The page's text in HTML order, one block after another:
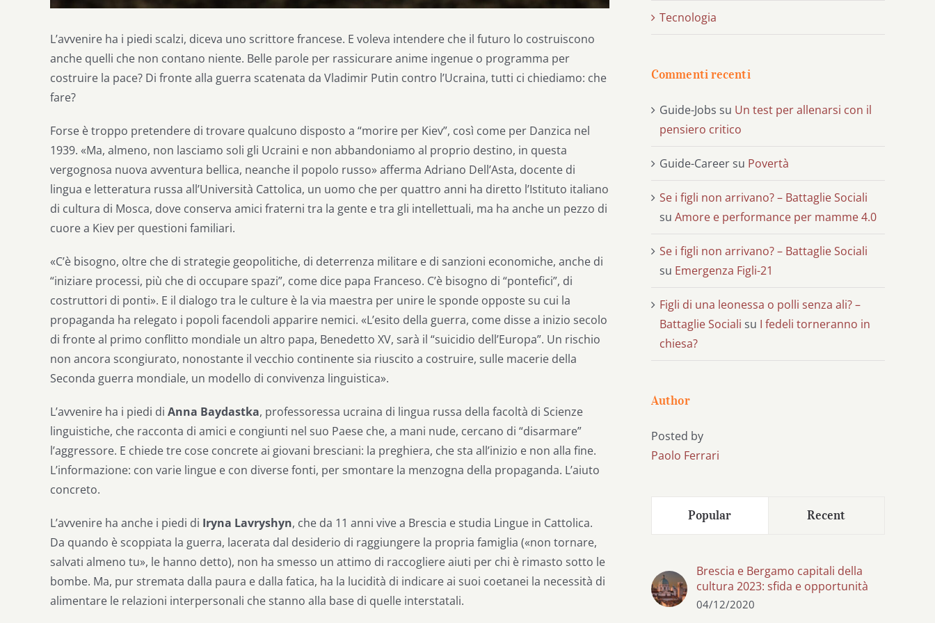
L’avvenire ha i piedi scalzi, diceva uno scrittore francese. E voleva intendere che il futuro lo costruiscono
anche quelli che non contano niente. Belle parole per rassicurare anime ingenue o programma per
costruire la pace? Di fronte alla guerra scatenata da Vladimir Putin contro l’Ucraina, tutti ci chiediamo: che
fare?
Forse è troppo pretendere di trovare qualcuno disposto a “morire per Kiev”, così come per Danzica nel
1939. «Ma, almeno, non lasciamo soli gli Ucraini e non abbandoniamo al proprio destino, in questa
vergognosa nuova avventura bellica, neanche il popolo russo» afferma Adriano Dell’Asta, docente di
lingua e letteratura russa all’Università Cattolica, un uomo che per quattro anni ha diretto l’Istituto italiano
di cultura di Mosca, dove conserva amici fraterni tra la gente e tra gli intellettuali, ma ha anche un pezzo di
cuore a Kiev per questioni familiari.
«C’è bisogno, oltre che di strategie geopolitiche, di deterrenza militare e di sanzioni economiche, anche di
“iniziare processi, più che di occupare spazi”, come dice papa Franceso. C’è bisogno di “pontefici”, di
costruttori di ponti». E il dialogo tra le culture è la via maestra per unire le sponde opposte su cui la
propaganda ha relegato i popoli facendoli apparire nemici. «L’esito della guerra, come disse a inizio secolo
di fronte al primo conflitto mondiale un altro papa, Benedetto XV, sarà il “suicidio dell’Europa”. Un rischio
non ancora scongiurato, nonostante il vecchio continente sia riuscito a costruire, sulle macerie della
Seconda guerra mondiale, un modello di convivenza linguistica».
L’avvenire ha i piedi di Anna Baydastka, professoressa ucraina di lingua russa della facoltà di Scienze
linguistiche, che racconta di amici e congiunti nel suo Paese che, a mani nude, cercano di “disarmare”
l’aggressore. E chiede tre cose concrete ai giovani bresciani: la preghiera, che sta all’inizio e non alla fine.
L’informazione: con varie lingue e con diverse fonti, per smontare la menzogna della propaganda. L’aiuto
concreto.
L’avvenire ha anche i piedi di Iryna Lavryshyn, che da 11 anni vive a Brescia e studia Lingue in Cattolica.
Da quando è scoppiata la guerra, lacerata dal desiderio di raggiungere la propria famiglia («non tornare,
salvati almeno tu», le hanno detto), non ha smesso un attimo di raccogliere aiuti per chi è rimasto sotto le
bombe. Ma, pur stremata dalla paura e dalla fatica, ha la lucidità di indicare ai suoi coetanei la necessità di
alimentare le relazioni interpersonali che stanno alla base di quelle interstatali.
Tecnologia
Commenti recenti
Guide-Jobs su Un test per allenarsi con il
pensiero critico
Guide-Career su Povertà
Se i figli non arrivano? – Battaglie Sociali
su Amore e performance per mamme 4.0
Se i figli non arrivano? – Battaglie Sociali
su Emergenza Figli-21
Figli di una leonessa o polli senza ali? –
Battaglie Sociali su I fedeli torneranno in
chiesa?
Author
Posted by
Paolo Ferrari
Popular Recent
Brescia e Bergamo capitali della
cultura 2023: sfida e opportunità
04/12/2020